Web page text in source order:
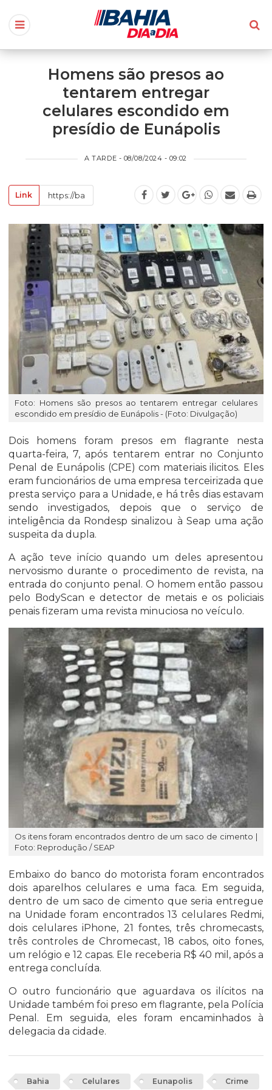
Homens são presos ao
tentarem entregar
celulares escondido em
presídio de Eunápolis
A TARDE - 08/08/2024 - 09:02
Link
Foto: Homens são presos ao tentarem entregar celulares
escondido em presídio de Eunápolis - (Foto: Divulgação)
Dois homens foram presos em flagrante nesta
quarta-feira, 7, após tentarem entrar no Conjunto
Penal de Eunápolis (CPE) com materiais ilicitos. Eles
eram funcionários de uma empresa terceirizada que
presta serviço para a Unidade, e há três dias estavam
sendo investigados, depois que o serviço de
inteligência da Rondesp sinalizou à Seap uma ação
suspeita da dupla.
A ação teve início quando um deles apresentou
nervosismo durante o procedimento de revista, na
entrada do conjunto penal. O homem então passou
pelo BodyScan e detector de metais e os policiais
penais fizeram uma revista minuciosa no veículo.
Os itens foram encontrados dentro de um saco de cimento |
Foto: Reprodução / SEAP
Embaixo do banco do motorista foram encontrados
dois aparelhos celulares e uma faca. Em seguida,
dentro de um saco de cimento que seria entregue
na Unidade foram encontrados 13 celulares Redmi,
dois celulares iPhone, 21 fontes, três chromecasts,
três controles de Chromecast, 18 cabos, oito fones,
um relógio e 12 capas. Ele receberia R$ 40 mil, após a
entrega concluída.
O outro funcionário que aguardava os ilícitos na
Unidade também foi preso em flagrante, pela Polícia
Penal. Em seguida, eles foram encaminhados à
delegacia da cidade.
Bahia Celulares Eunapolis Crime